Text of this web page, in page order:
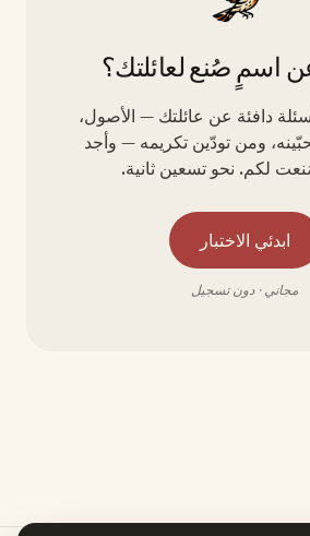
اسمٍ صُنع لعائلتك؟
دافئة عن عائلتك — الأصول،
ومن تودّين تكريمه — وأجد
لكم. نحو تسعين ثانية.
ابدئي الاختبار
مجاني · دون تسجيل